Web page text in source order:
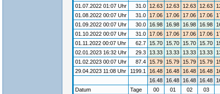
01.07.2022 01:07 Uhr
31.0 12.63 12.63 12.63 12.63
01.08.2022 00:07 Uhr
31.0 17.06 17.06 17.06 17.06
01.09.2022 00:07 Uhr
30.0 16.98 16.98 16.98 16.98
01.10.2022 00:07 Uhr
31.0 17.06 17.06 17.06 17.06
01.11.2022 00:07 Uhr
62.7 15.70 15.70 15.70 15.70
02.01.2023 16:32 Uhr
29.3 13.33 13.33 13.33 13.33
01.02.2023 00:07 Uhr
87.4 15.79 15.79 15.79 15.79
29.04.2023 11:08 Uhr
1199.1 16.48 16.48 16.48 16.48
16.48
16.48 16.48 16.48
Datum
Tage 00 01 02 03